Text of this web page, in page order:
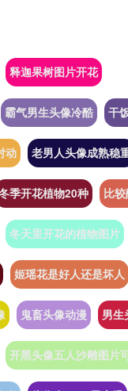
释迦果树图片开花
霸气男生头像冷酷 干
动 老男人头像成熟稳
季开花植物20种 比
冬天里开花的植物图片
姬瑶花是好人还是坏人
鬼畜头像动漫 男生
开黑头像五人沙雕图片